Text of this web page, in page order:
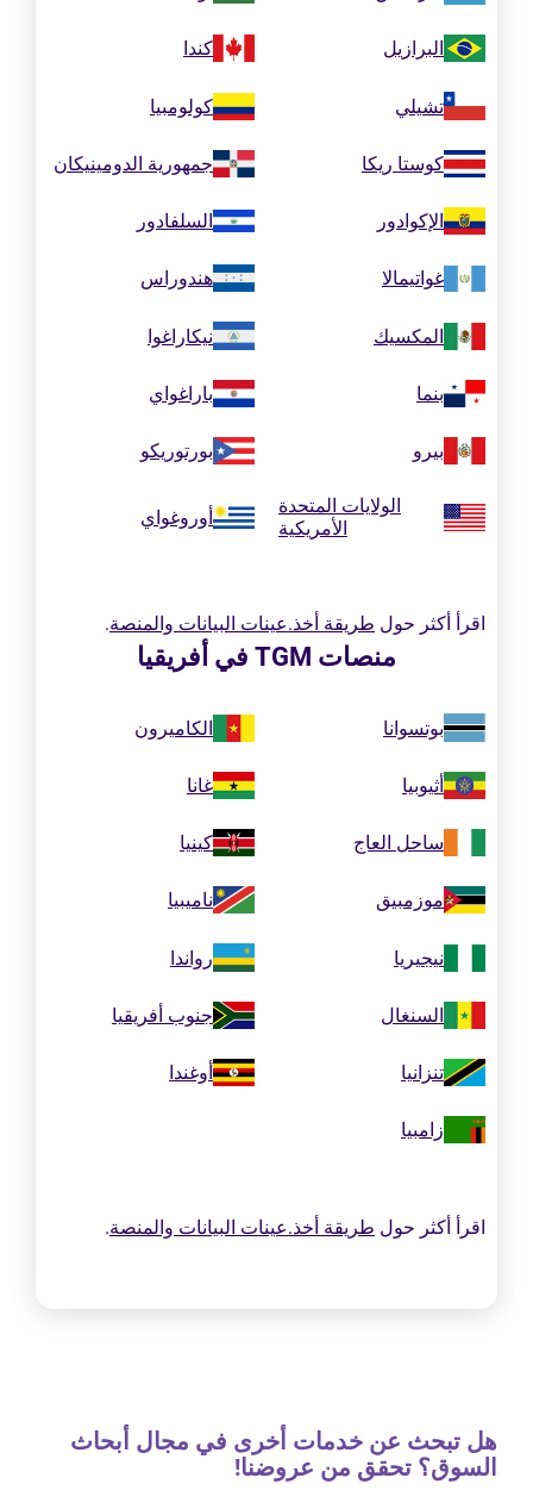
البرازيل كندا
تشيلي كولومبيا
كوستا ريكا جمهورية الدومينيكان
الإكوادور السلفادور
غواتيمالا هندوراس
المكسيك نيكاراغوا
بنما باراغواي
بيرو بورتوريكو
الولايات المتحدة
الأمريكية
أوروغواي
اقرأ أكثر حول طريقة أخذ.عينات البيانات والمنصة.
منصات TGM في أفريقيا
بوتسوانا الكاميرون
أثيوبيا غانا
ساحل العاج كينيا
موزمبيق ناميبيا
نيجيريا رواندا
السنغال جنوب أفريقيا
تنزانيا أوغندا
زامبيا
اقرأ أكثر حول طريقة أخذ.عينات البيانات والمنصة.
هل تبحث عن خدمات أخرى في مجال أبحاث
السوق؟ تحقق من عروضنا!